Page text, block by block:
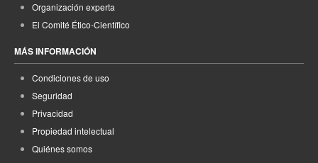
Organización experta
El Comité Ético-Científico
MÁS INFORMACIÓN
Condiciones de uso
Seguridad
Privacidad
Propiedad intelectual
Quiénes somos